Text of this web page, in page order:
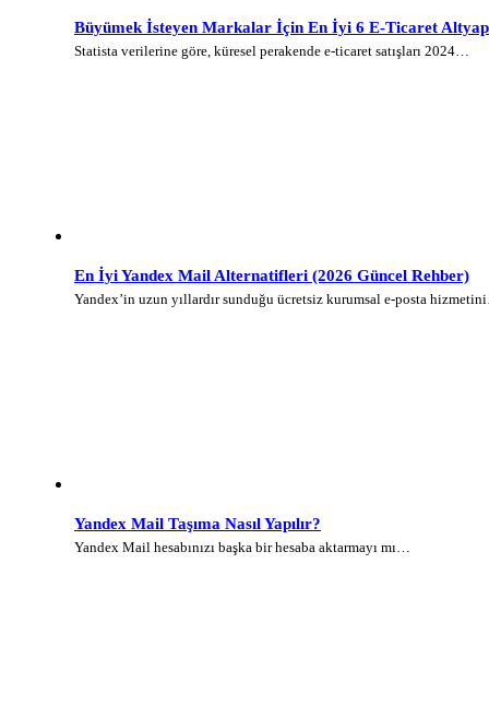
Büyümek İsteyen Markalar İçin En İyi 6 E-Ticaret
Statista verilerine göre, küresel perakende e-ticaret satışları 2024…
En İyi Yandex Mail Alternatifleri (2026 Güncel Rehber)
Yandex’in uzun yıllardır sunduğu ücretsiz kurumsal e-posta
Yandex Mail Taşıma Nasıl Yapılır?
Yandex Mail hesabınızı başka bir hesaba aktarmayı mı…